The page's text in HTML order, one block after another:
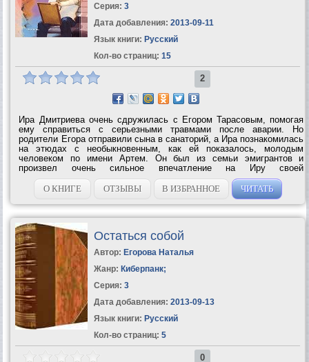
Серия: 3
Дата добавления: 2013-09-11
Язык книги: Русский
Кол-во страниц: 15
2
Ира Дмитриева очень сдружилась с Егором Тарасовым, помогая
ему справиться с серьезными травмами после аварии. Но
родители Егора отправили сына в санаторий, а Ира познакомилась
на этюдах с необыкновенным, как ей показалось, молодым
человеком по имени Артем. Он был из семьи эмигрантов и
произвел очень сильное впечатление на Иру своей
индивидуальностью и некоторой...
О КНИГЕ
ОТЗЫВЫ В ИЗБРАННОЕ ЧИТАТЬ
Остаться собой
Автор: Егорова Наталья
Жанр: Киберпанк;
Серия: 3
Дата добавления: 2013-09-13
Язык книги: Русский
Кол-во страниц: 5
0